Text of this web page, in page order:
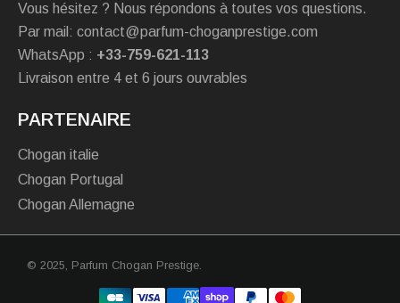
Vous hésitez ? Nous répondons à toutes vos questions.
Par mail: contact@parfum-choganprestige.com
WhatsApp : +33-759-621-113
Livraison entre 4 et 6 jours ouvrables
PARTENAIRE
Chogan italie
Chogan Portugal
Chogan Allemagne
© 2025, Parfum Chogan Prestige.